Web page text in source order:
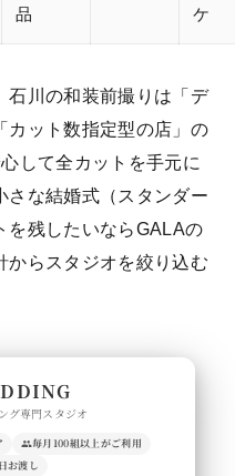
品 ケ
石川の和装前撮りは「デ
カット数指定型の店」の
して全カットを手元に
さな結婚式（スタンダー
を残したいならGALAの
からスタジオを絞り込む
グ専門スタジオ
毎月100組以上がご利用
お渡し